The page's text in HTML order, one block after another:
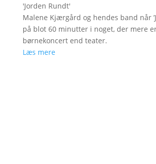
'Jorden Rundt'
Malene Kjærgård og hendes band når
på blot 60 minutter i noget, der mere
børnekoncert end teater.
Læs mere